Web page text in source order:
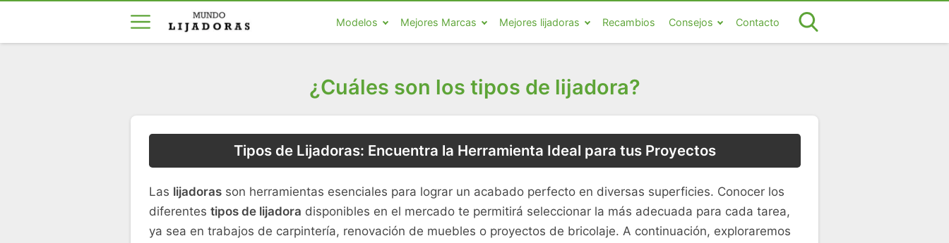
Modelos Mejores Marcas Mejores lijadoras Recambios Consejos Contacto
¿Cuáles son los tipos de lijadora?
Tipos de Lijadoras: Encuentra la Herramienta Ideal para tus Proyectos
Las lijadorasson herramientas esenciales para lograr un acabado perfecto en diversas superficies. Conocer los
diferentes tipos de lijadora disponibles en el mercado te permitirá seleccionar la más adecuada para cada tarea,
ya sea en trabajos de carpintería, renovación de muebles o proyectos de bricolaje. A continuación, exploraremos